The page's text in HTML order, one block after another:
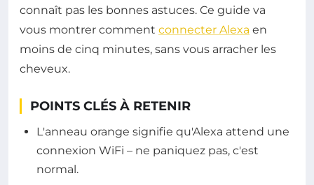
connaît pas les bonnes astuces. Ce guide va
vous montrer comment connecter Alexa en
moins de cinq minutes, sans vous arracher les
cheveux.
POINTS CLÉS À RETENIR
L'anneau orange signifie qu'Alexa attend une
connexion WiFi – ne paniquez pas, c'est
normal.